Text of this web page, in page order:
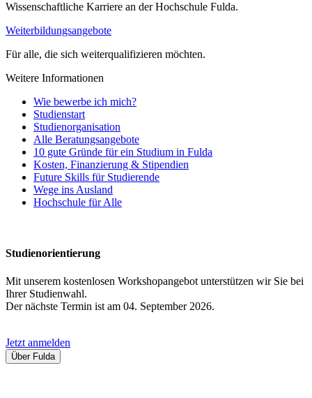
Wissenschaftliche Karriere an der Hochschule Fulda.
Weiterbildungsangebote
Für alle, die sich weiterqualifizieren möchten.
Weitere Informationen
Wie bewerbe ich mich?
Studienstart
Studienorganisation
Alle Beratungsangebote
10 gute Gründe für ein Studium in Fulda
Kosten, Finanzierung & Stipendien
Future Skills für Studierende
Wege ins Ausland
Hochschule für Alle
Studienorientierung
Mit unserem kostenlosen Workshopangebot unterstützen wir Sie bei
Ihrer Studienwahl.
Der nächste Termin ist am 04. September 2026.
Jetzt anmelden
Über Fulda